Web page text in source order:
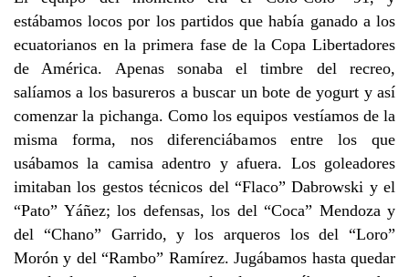
estábamos locos por los partidos que había ganado a los
ecuatorianos en la primera fase de la Copa Libertadores
de América. Apenas sonaba el timbre del recreo,
salíamos a los basureros a buscar un bote de yogurt y así
comenzar la pichanga. Como los equipos vestíamos de la
misma forma, nos diferenciábamos entre los que
usábamos la camisa adentro y afuera. Los goleadores
imitaban los gestos técnicos del “Flaco” Dabrowski y el
“Pato” Yáñez; los defensas, los del “Coca” Mendoza y
del “Chano” Garrido, y los arqueros los del “Loro”
Morón y del “Rambo” Ramírez. Jugábamos hasta quedar